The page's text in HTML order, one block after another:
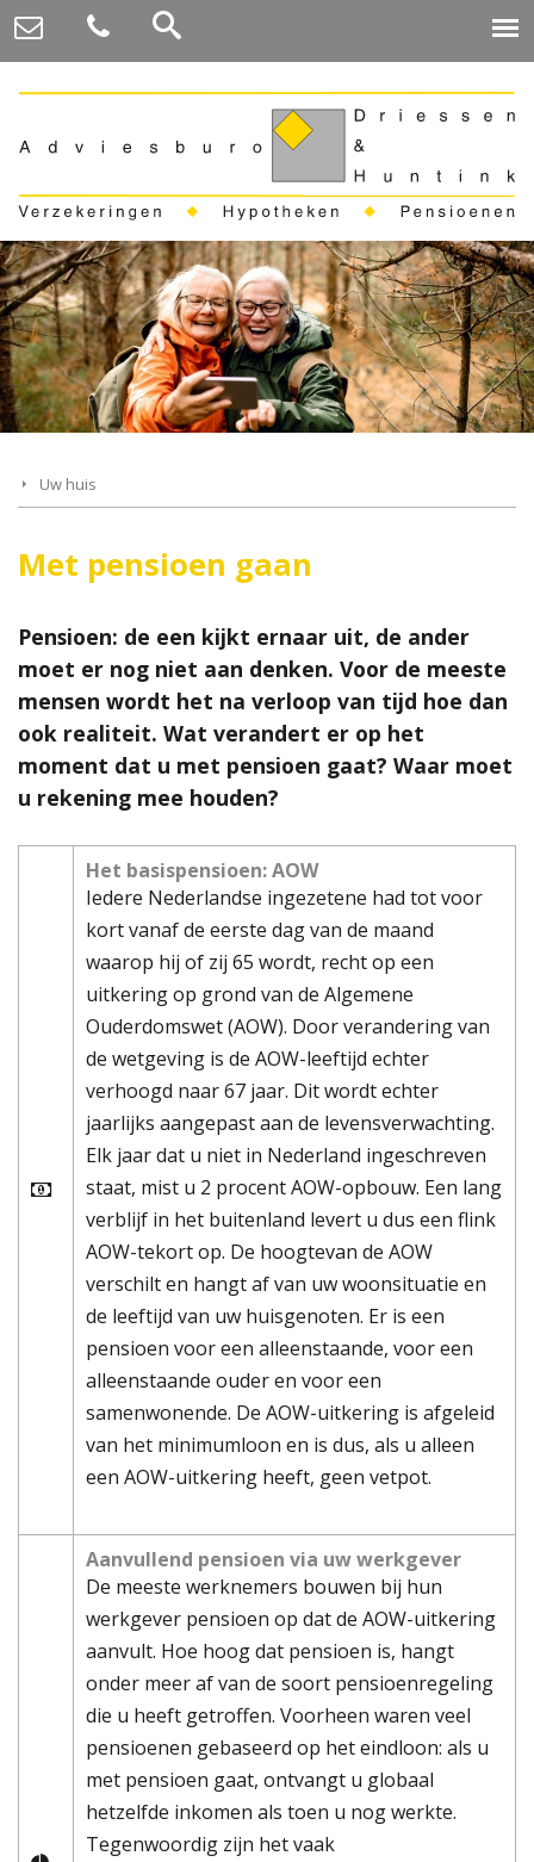
Uw huis
Met pensioen gaan
Pensioen: de een kijkt ernaar uit, de ander
moet er nog niet aan denken. Voor de meeste
mensen wordt het na verloop van tijd hoe dan
ook realiteit. Wat verandert er op het
moment dat u met pensioen gaat? Waar moet
u rekening mee houden?
Het basispensioen: AOW
Iedere Nederlandse ingezetene had tot voor
kort vanaf de eerste dag van de maand
waarop hij of zij 65 wordt, recht op een
uitkering op grond van de Algemene
Ouderdomswet (AOW). Door verandering van
de wetgeving is de AOW-leeftijd echter
verhoogd naar 67 jaar. Dit wordt echter
jaarlijks aangepast aan de levensverwachting.
Elk jaar dat u niet in Nederland ingeschreven
staat, mist u 2 procent AOW-opbouw. Een lang
verblijf in het buitenland levert u dus een flink
AOW-tekort op. De hoogtevan de AOW
verschilt en hangt af van uw woonsituatie en
de leeftijd van uw huisgenoten. Er is een
pensioen voor een alleenstaande, voor een
alleenstaande ouder en voor een
samenwonende. De AOW-uitkering is afgeleid
van het minimumloon en is dus, als u alleen
een AOW-uitkering heeft, geen vetpot.
Aanvullend pensioen via uw werkgever
De meeste werknemers bouwen bij hun
werkgever pensioen op dat de AOW-uitkering
aanvult. Hoe hoog dat pensioen is, hangt
onder meer af van de soort pensioenregeling
die u heeft getroffen. Voorheen waren veel
pensioenen gebaseerd op het eindloon: als u
met pensioen gaat, ontvangt u globaal
hetzelfde inkomen als toen u nog werkte.
Tegenwoordig zijn het vaak